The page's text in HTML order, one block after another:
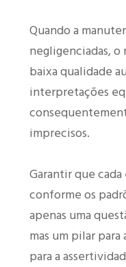
Quando a
negligenciadas, o
baixa qualidade
interpretações
imprecisos.
Garantir que
conforme os
apenas uma
mas um pilar
para a